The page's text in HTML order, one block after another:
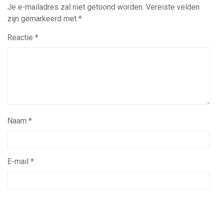
Je e-mailadres zal niet getoond worden. Vereiste velden
zijn gemarkeerd met *
Reactie *
Naam *
E-mail *